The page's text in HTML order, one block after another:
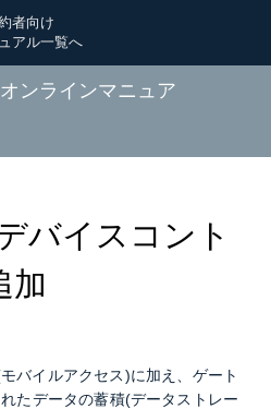
者向け
アル一覧へ
ンラインマニュア
バイスコント
加
バイルアクセス)に加え、ゲート
たデータの蓄積(データストレー